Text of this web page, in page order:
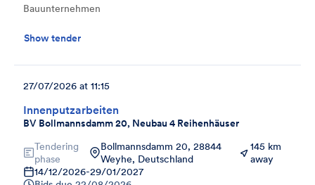
Bauunternehmen
Show tender
Innenputzarbeiten
BV Bollmannsdamm 20, Neubau 4 Reihenhäuser
27/07/2026 at 11:15
Tendering
phase
Bollmannsdamm 20, 28844
Weyhe, Deutschland
145 km
away
14/12/2026-29/01/2027